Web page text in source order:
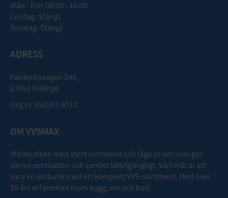
Mån - Fre: 08:00 - 16:00
Lördag: Stängt
Söndag: Stängt
ADRESS
Falsterbovägen 245,
23591 Vellinge
Org.nr 556597-9712
OM VVSMAX
Webbutiken med stort sortiment och låga priser som gör
värme,ventilation och sanitet lättillgängligt. Vårt mål är att
vara en vvsbutik med ett komplett VVS-sortiment. Med över
30 års erfarenhet inom bygg, vvs och bad.